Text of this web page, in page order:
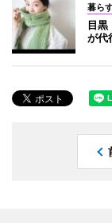
暮ら
目黒
が代